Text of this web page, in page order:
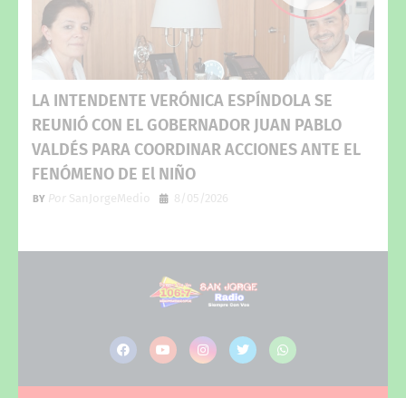
LA INTENDENTE VERÓNICA ESPÍNDOLA SE
REUNIÓ CON EL GOBERNADOR JUAN PABLO
VALDÉS PARA COORDINAR ACCIONES ANTE EL
FENÓMENO DE El NIÑO
Por SanJorgeMedio 8/05/2026